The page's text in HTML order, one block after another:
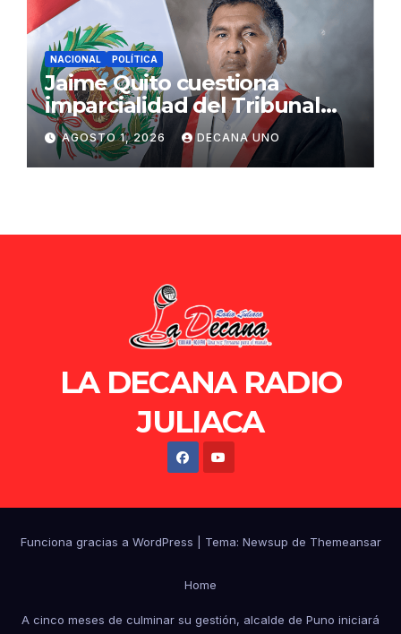
NACIONAL POLÍTICA
Jaime Quito cuestiona
imparcialidad del Tribunal
Constitucional tras liberación
de Ollanta Humala
AGOSTO 1, 2026 DECANA UNO
LA DECANA RADIO
JULIACA
Funciona gracias a WordPress Tema: Newsup de Themeansar
Home
A cinco meses de culminar su gestión, alcalde de Puno iniciará